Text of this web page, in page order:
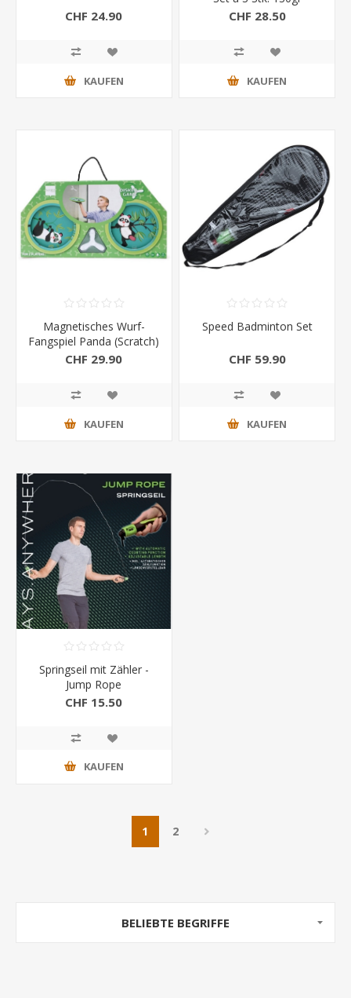
CHF 24.90
KAUFEN
CHF 28.50
KAUFEN
Magnetisches Wurf-
Fangspiel Panda (Scratch)
CHF 29.90
KAUFEN
Speed Badminton Set
CHF 59.90
KAUFEN
Springseil mit Zähler -
Jump Rope
CHF 15.50
KAUFEN
1 2
BELIEBTE BEGRIFFE